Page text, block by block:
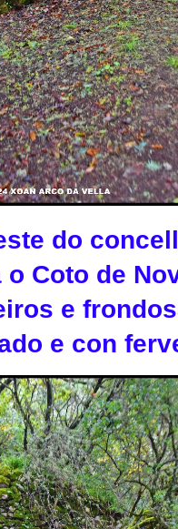
do
Coto de
e
e con